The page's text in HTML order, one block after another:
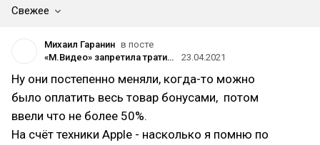
Свежее
Михаил Гаранин в посте
«М.Видео» запретила тратить бонусы на технику Apple, игровые консоли, аксессуары и некоторые другие товары
23.04.2021
Ну они постепенно меняли, когда-то можно
было оплатить весь товар бонусами, потом
ввели что не более 50%.
На счёт техники Apple - насколько я помню по